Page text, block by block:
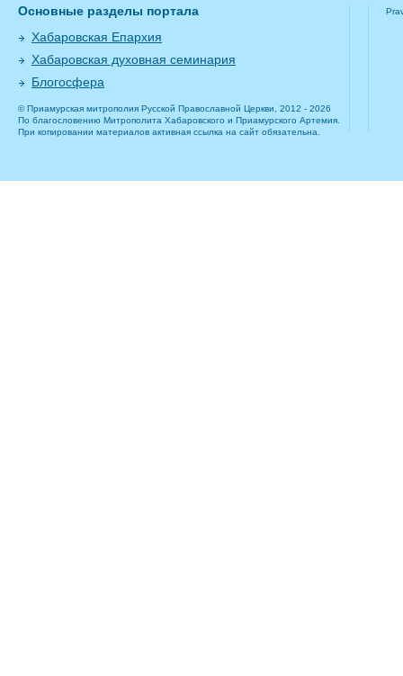
Основные разделы портала
Хабаровская Епархия
Хабаровская духовная семинария
Блогосфера
© Приамурская митрополия Русской Православной Церкви, 2012 - 2026
По благословению Митрополита Хабаровского и Приамурского Артемия.
При копировании материалов активная ссылка на сайт обязательна.